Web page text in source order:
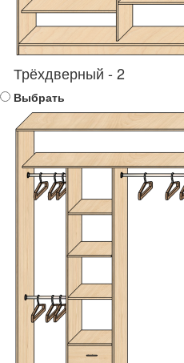
Трёхдверный - 2
Выбрать